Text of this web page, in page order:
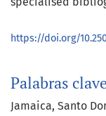
Palabras clave
Jamaica Santo
https://doi.org/